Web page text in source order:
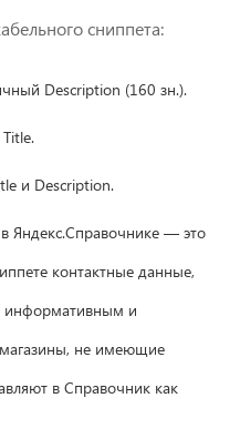
сниппета:
Description (160 зн.).
и Description.
Яндекс.Справочнике — это
контактные данные,
информативным и
не имеющие
в Справочник как